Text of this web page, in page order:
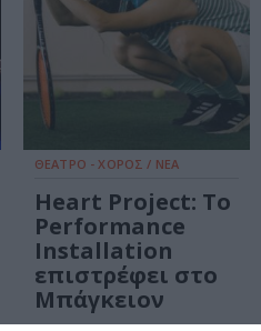
ΘΕΑΤΡΟ - ΧΟΡΟΣ / ΝΕΑ
Heart Project: Το
Performance
Installation
επιστρέφει στο
Μπάγκειον